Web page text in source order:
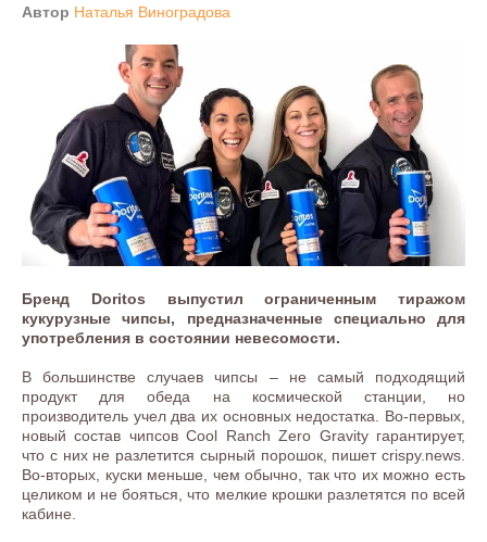
Автор Наталья Виноградова
Бренд Doritos выпустил ограниченным тиражом
кукурузные чипсы, предназначенные специально для
употребления в состоянии невесомости.
В большинстве случаев чипсы – не самый подходящий
продукт для обеда на космической станции, но
производитель учел два их основных недостатка. Во-первых,
новый состав чипсов Cool Ranch Zero Gravity гарантирует,
что с них не разлетится сырный порошок, пишет crispy.news.
Во-вторых, куски меньше, чем обычно, так что их можно есть
целиком и не бояться, что мелкие крошки разлетятся по всей
кабине.